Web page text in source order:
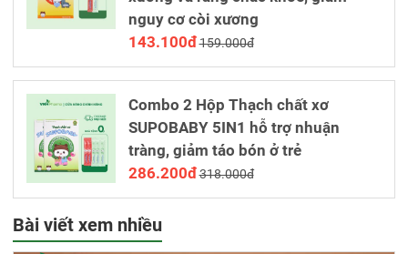
nguy cơ còi xương
143.100đ159.000đ
Combo 2 Hộp Thạch chất xơ
SUPOBABY 5IN1 hỗ trợ nhuận
tràng, giảm táo bón ở trẻ
286.200đ318.000đ
Bài viết xem nhiều